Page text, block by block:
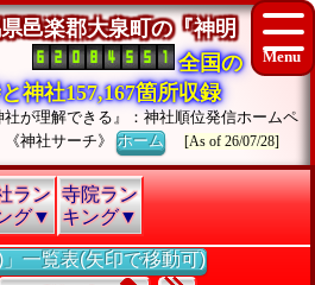
邑楽郡大泉町の『神明
全国の
神社157,167箇所収録
社が理解できる』：神社順位発信ホームペ
《神社サーチ》ホーム [As of 26/07/28]
ラン
グ▼
寺院ラン
キング▼
一覧表(矢印で移動可)